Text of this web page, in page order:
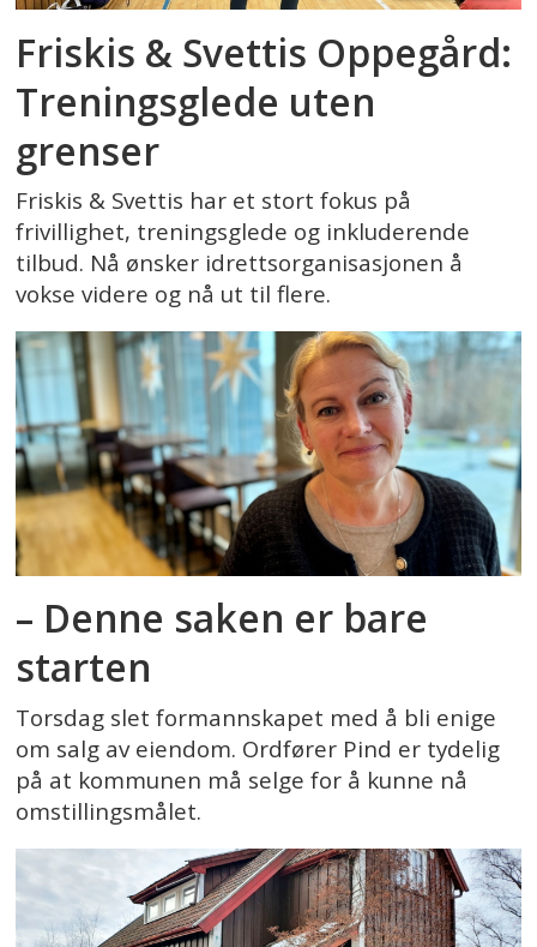
Friskis & Svettis Oppegård:
Treningsglede uten
grenser
Friskis & Svettis har et stort fokus på
frivillighet, treningsglede og inkluderende
tilbud. Nå ønsker idrettsorganisasjonen å
vokse videre og nå ut til flere.
– Denne saken er bare
starten
Torsdag slet formannskapet med å bli enige
om salg av eiendom. Ordfører Pind er tydelig
på at kommunen må selge for å kunne nå
omstillingsmålet.